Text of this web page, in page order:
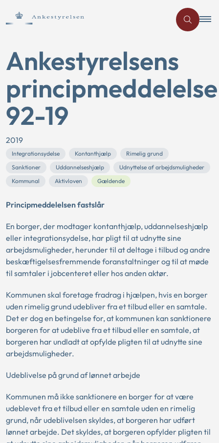
Ankestyrelsens
principmeddelelse
92-19
2019
Integrationsydelse Kontanthjælp
Rimelig grund
Sanktioner
Uddannelseshjælp
Udnyttelse af arbejdsmuligheder
Kommunal
Aktivloven Gældende
Principmeddelelsen fastslår
En borger, der modtager kontanthjælp, uddannelseshjælp
eller integrationsydelse, har pligt til at udnytte sine
arbejdsmuligheder, herunder til at deltage i tilbud og andre
beskæftigelsesfremmende foranstaltninger og til at møde
til samtaler i jobcenteret eller hos anden aktør.
Kommunen skal foretage fradrag i hjælpen, hvis en borger
uden rimelig grund udebliver fra et tilbud eller en samtale.
Det er dog en betingelse for, at kommunen kan sanktionere
borgeren for at udeblive fra et tilbud eller en samtale, at
borgeren har undladt at opfylde pligten til at udnytte sine
arbejdsmuligheder.
Udeblivelse på grund af lønnet arbejde
Kommunen må ikke sanktionere en borger for at være
udeblevet fra et tilbud eller en samtale uden en rimelig
grund, når udeblivelsen skyldes, at borgeren har udført
lønnet arbejde. Det skyldes, at borgeren opfylder pligten til